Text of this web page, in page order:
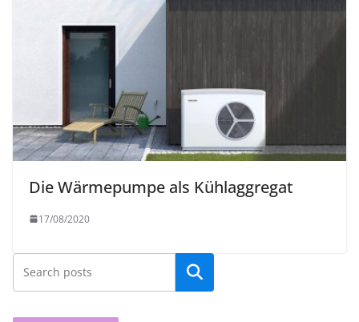
Die Wärmepumpe als Kühlaggregat
17/08/2020